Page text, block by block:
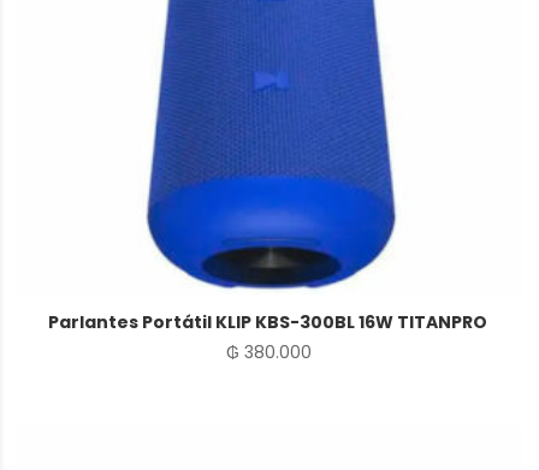
Parlantes Portátil KLIP KBS-300BL 16W TITANPRO
₲ 380.000